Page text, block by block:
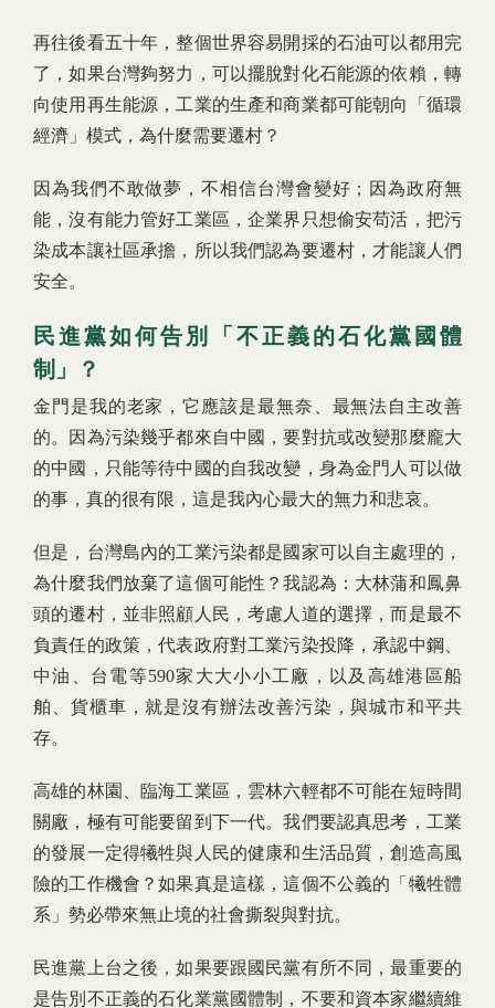
再往後看五十年，整個世界容易開採的石油可以都用完
了，如果台灣夠努力，可以擺脫對化石能源的依賴，轉
向使用再生能源，工業的生產和商業都可能朝向「循環
經濟」模式，為什麼需要遷村？
因為我們不敢做夢，不相信台灣會變好；因為政府無
能，沒有能力管好工業區，企業界只想偷安苟活，把污
染成本讓社區承擔，所以我們認為要遷村，才能讓人們
安全。
民進黨如何告別「不正義的石化黨國體
制」？
金門是我的老家，它應該是最無奈、最無法自主改善
的。因為污染幾乎都來自中國，要對抗或改變那麼龐大
的中國，只能等待中國的自我改變，身為金門人可以做
的事，真的很有限，這是我內心最大的無力和悲哀。
但是，台灣島內的工業污染都是國家可以自主處理的，
為什麼我們放棄了這個可能性？我認為：大林蒲和鳳鼻
頭的遷村，並非照顧人民，考慮人道的選擇，而是最不
負責任的政策，代表政府對工業污染投降，承認中鋼、
中油、台電等590家大大小小工廠，以及高雄港區船
舶、貨櫃車，就是沒有辦法改善污染，與城市和平共
存。
高雄的林園、臨海工業區，雲林六輕都不可能在短時間
關廠，極有可能要留到下一代。我們要認真思考，工業
的發展一定得犧牲與人民的健康和生活品質，創造高風
險的工作機會？如果真是這樣，這個不公義的「犧牲體
系」勢必帶來無止境的社會撕裂與對抗。
民進黨上台之後，如果要跟國民黨有所不同，最重要的
是告別不正義的石化業黨國體制，不要和資本家繼續維